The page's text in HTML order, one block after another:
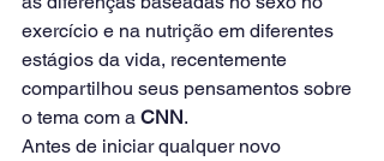
exercício e na nutrição em diferentes
estágios da vida, recentemente
compartilhou seus pensamentos sobre
o tema com a CNN.
Antes de iniciar qualquer novo